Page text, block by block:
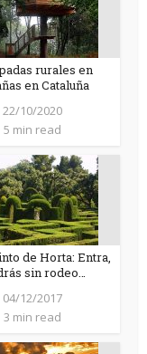
rurales en
en Cataluña
22/10/2020
5 min read
de Horta: Entra,
sin rodeo…
04/12/2017
3 min read